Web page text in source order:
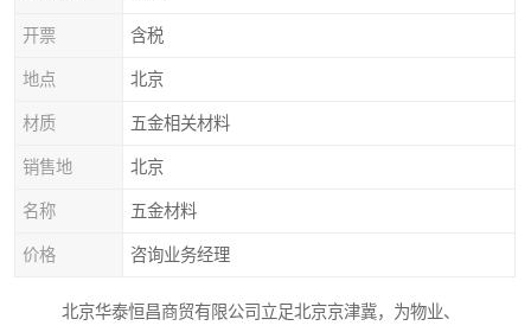
开票 含税
地点 北京
材质 五金相关材料
销售地 北京
名称 五金材料
价格 咨询业务经理
北京华泰恒昌商贸有限公司立足北京京津冀，为物业、